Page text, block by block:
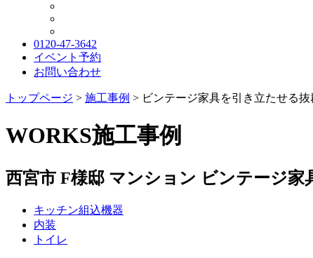
0120-47-3642
イベント予約
お問い合わせ
トップページ > 施工事例 > ビンテージ家具を引き立たせる抜
WORKS施工事例
西宮市 F様邸 マンション ビンテージ家
キッチン組込機器
内装
トイレ